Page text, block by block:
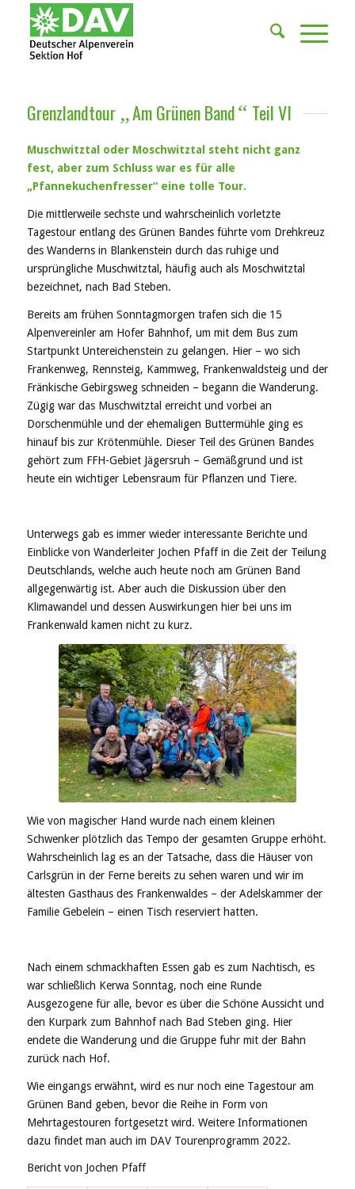
Grenzlandtour „Am Grünen Band“ Teil VI
Muschwitztal oder Moschwitztal steht nicht ganz
fest, aber zum Schluss war es für alle
„Pfannekuchenfresser“ eine tolle Tour.
Die mittlerweile sechste und wahrscheinlich vorletzte
Tagestour entlang des Grünen Bandes führte vom Drehkreuz
des Wanderns in Blankenstein durch das ruhige und
ursprüngliche Muschwitztal, häufig auch als Moschwitztal
bezeichnet, nach Bad Steben.
Bereits am frühen Sonntagmorgen trafen sich die 15
Alpenvereinler am Hofer Bahnhof, um mit dem Bus zum
Startpunkt Untereichenstein zu gelangen. Hier – wo sich
Frankenweg, Rennsteig, Kammweg, Frankenwaldsteig und der
Fränkische Gebirgsweg schneiden – begann die Wanderung.
Zügig war das Muschwitztal erreicht und vorbei an
Dorschenmühle und der ehemaligen Buttermühle ging es
hinauf bis zur Krötenmühle. Dieser Teil des Grünen Bandes
gehört zum FFH-Gebiet Jägersruh – Gemäßgrund und ist
heute ein wichtiger Lebensraum für Pflanzen und Tiere.
Unterwegs gab es immer wieder interessante Berichte und
Einblicke von Wanderleiter Jochen Pfaff in die Zeit der Teilung
Deutschlands, welche auch heute noch am Grünen Band
allgegenwärtig ist. Aber auch die Diskussion über den
Klimawandel und dessen Auswirkungen hier bei uns im
Frankenwald kamen nicht zu kurz.
Wie von magischer Hand wurde nach einem kleinen
Schwenker plötzlich das Tempo der gesamten Gruppe erhöht.
Wahrscheinlich lag es an der Tatsache, dass die Häuser von
Carlsgrün in der Ferne bereits zu sehen waren und wir im
ältesten Gasthaus des Frankenwaldes – der Adelskammer der
Familie Gebelein – einen Tisch reserviert hatten.
Nach einem schmackhaften Essen gab es zum Nachtisch, es
war schließlich Kerwa Sonntag, noch eine Runde
Ausgezogene für alle, bevor es über die Schöne Aussicht und
den Kurpark zum Bahnhof nach Bad Steben ging. Hier
endete die Wanderung und die Gruppe fuhr mit der Bahn
zurück nach Hof.
Wie eingangs erwähnt, wird es nur noch eine Tagestour am
Grünen Band geben, bevor die Reihe in Form von
Mehrtagestouren fortgesetzt wird. Weitere Informationen
dazu findet man auch im DAV Tourenprogramm 2022.
Bericht von Jochen Pfaff